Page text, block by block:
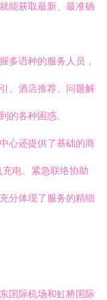
能获取最新、最准确
多语种的服务人员，
、酒店推荐、问题解
的各种困惑。
心还提供了基础的商
电、紧急联络协助
分体现了服务的精细
国际机场和虹桥国际